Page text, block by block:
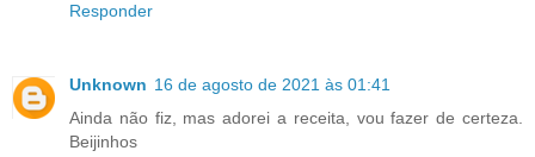
Responder
Unknown 16 de agosto de 2021 às 01:41
Ainda não fiz, mas adorei a receita, vou fazer de certeza.
Beijinhos